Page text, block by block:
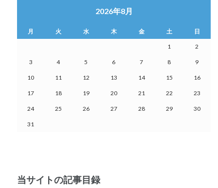
2026年8月
月 火 水 木 金 土 日
1 2
3 4 5 6 7 8 9
10 11 12 13 14 15 16
17 18 19 20 21 22 23
24 25 26 27 28 29 30
31
当サイトの記事目録